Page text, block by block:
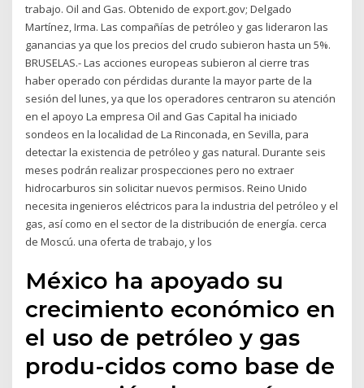
trabajo. Oil and Gas. Obtenido de export.gov; Delgado
Martínez, Irma. Las compañías de petróleo y gas lideraron las
ganancias ya que los precios del crudo subieron hasta un 5%.
BRUSELAS.- Las acciones europeas subieron al cierre tras
haber operado con pérdidas durante la mayor parte de la
sesión del lunes, ya que los operadores centraron su atención
en el apoyo La empresa Oil and Gas Capital ha iniciado
sondeos en la localidad de La Rinconada, en Sevilla, para
detectar la existencia de petróleo y gas natural. Durante seis
meses podrán realizar prospecciones pero no extraer
hidrocarburos sin solicitar nuevos permisos. Reino Unido
necesita ingenieros eléctricos para la industria del petróleo y el
gas, así como en el sector de la distribución de energía. cerca
de Moscú. una oferta de trabajo, y los
México ha apoyado su
crecimiento económico en
el uso de petróleo y gas
produ-cidos como base de